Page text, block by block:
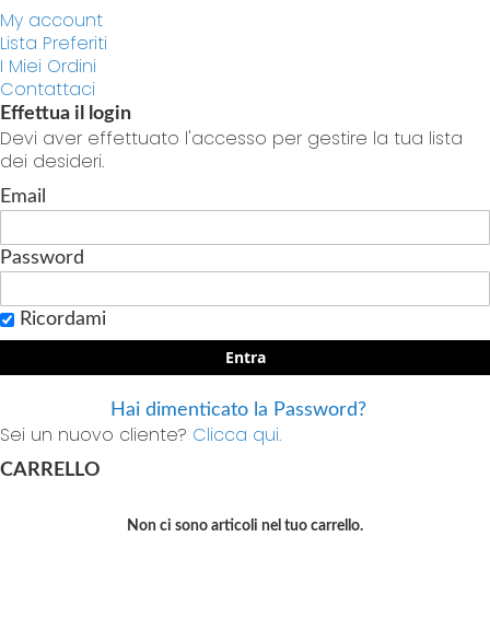
My account
Lista Preferiti
I Miei Ordini
Contattaci
Effettua il login
Devi aver effettuato l'accesso per gestire la tua lista
dei desideri.
Email
Password
Ricordami
Entra
Hai dimenticato la Password?
Sei un nuovo cliente? Clicca qui.
CARRELLO
Non ci sono articoli nel tuo carrello.